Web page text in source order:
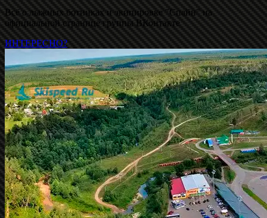
Всё о лыжных ботинках и экипировке "Спайн" на
официальной странице группы ВКонтакте
ИНТЕРЕСНО?